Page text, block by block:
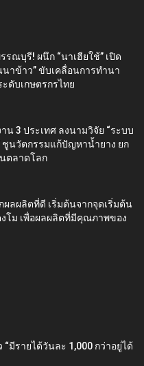
รณบุรี! ผนึก “นาเฮียใช้” เปิด
าข้าว” ขับเคลื่อนการทำนา
ดับเกษตรกรไทย
น 3 ประเทศ ลงนามวิจัย “ระบบ
ชูนวัตกรรมแก้ปัญหาน้ำยาง ยก
ตลาดโลก
ผลผลิตที่ดี เริ่มต้นจากจุดเริ่มต้น
โม เพื่อผลผลิตที่มีคุณภาพของ
“มีรายได้วันละ 1,000 กว่าอยู่ได้